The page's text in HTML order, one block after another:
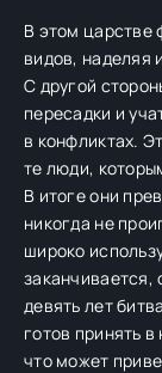
В этом царстве
видов, наделяя
С другой
пересадки и
в конфликтах.
те люди,
В итоге они
никогда не
широко
заканчивается,
девять лет
готов принять
что может